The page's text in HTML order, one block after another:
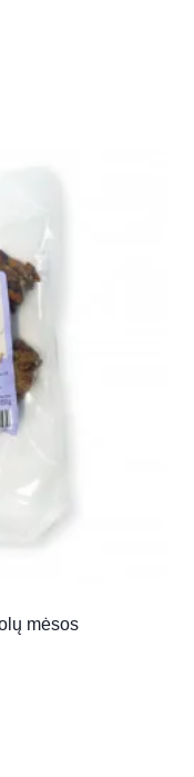
mėsos